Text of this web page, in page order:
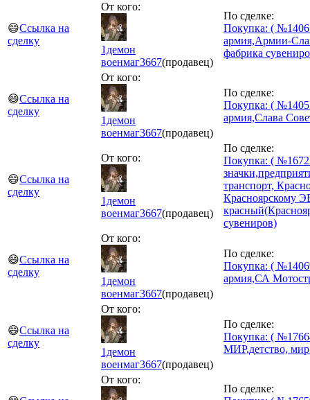
😄Ссылка на
сделку
От кого:
1демон
военмаг3667(продавец)
По сделке:
Покупка: (
армия,Армии-
фабрика
😄Ссылка на
сделку
От кого:
1демон
военмаг3667(продавец)
По сделке:
Покупка: (
армия,Слава
😄Ссылка на
сделку
От кого:
1демон
военмаг3667(продавец)
По сделке:
Покупка: (
транспорт,
Красноярскому
сувениров)
😄Ссылка на
сделку
От кого:
1демон
военмаг3667(продавец)
По сделке:
Покупка: (
армия,СА
😄Ссылка на
сделку
От кого:
1демон
военмаг3667(продавец)
По сделке:
Покупка: (
МИР,детство,
От кого:
По сделке: